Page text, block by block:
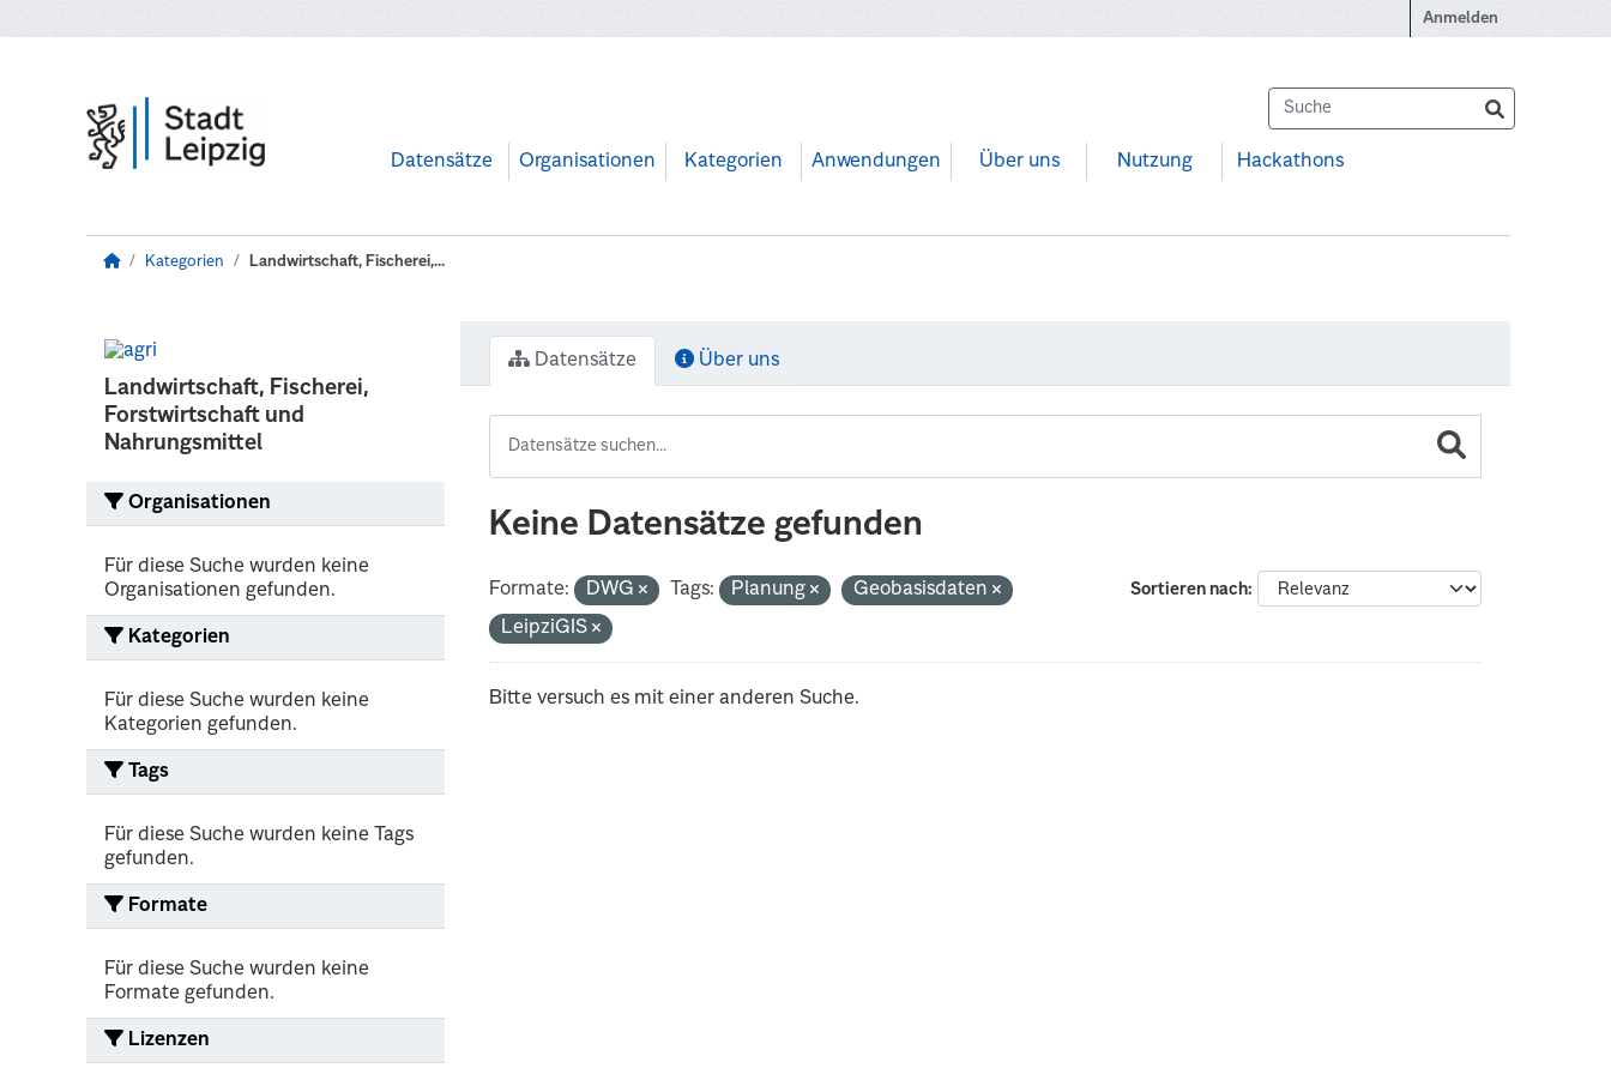
Anmelden
Datensätze Organisationen Kategorien Anwendungen Über uns Nutzung Hackathons
Kategorien Landwirtschaft, Fischerei,...
Landwirtschaft, Fischerei,
Forstwirtschaft und
Nahrungsmittel
Organisationen
Für diese Suche wurden keine
Organisationen gefunden.
Kategorien
Für diese Suche wurden keine
Kategorien gefunden.
Tags
Für diese Suche wurden keine Tags
gefunden.
Formate
Für diese Suche wurden keine
Formate gefunden.
Lizenzen
Datensätze Über uns
Keine Datensätze gefunden
Sortieren nach
Formate: DWG Tags: Planung
Geobasisdaten
LeipziGIS
Bitte versuch es mit einer anderen Suche.